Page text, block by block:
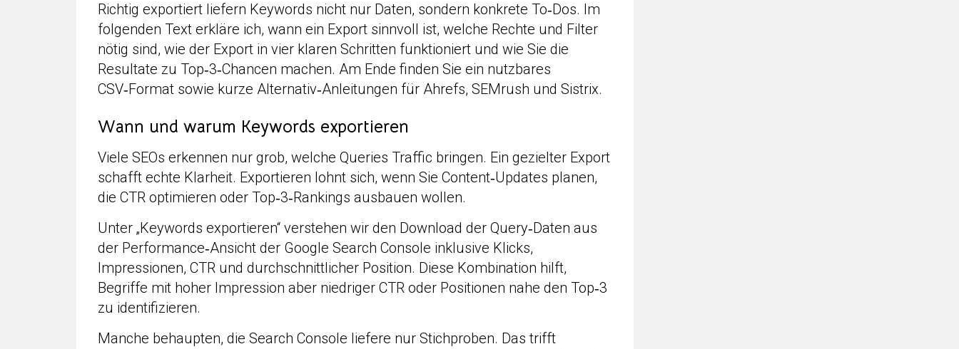
Richtig exportiert liefern Keywords nicht nur Daten, sondern konkrete To‑Dos. Im
folgenden Text erkläre ich, wann ein Export sinnvoll ist, welche Rechte und Filter
nötig sind, wie der Export in vier klaren Schritten funktioniert und wie Sie die
Resultate zu Top‑3‑Chancen machen. Am Ende finden Sie ein nutzbares
CSV‑Format sowie kurze Alternativ‑Anleitungen für Ahrefs, SEMrush und Sistrix.
Wann und warum Keywords exportieren
Viele SEOs erkennen nur grob, welche Queries Traffic bringen. Ein gezielter Export
schafft echte Klarheit. Exportieren lohnt sich, wenn Sie Content‑Updates planen,
die CTR optimieren oder Top‑3‑Rankings ausbauen wollen.
Unter „Keywords exportieren“ verstehen wir den Download der Query‑Daten aus
der Performance‑Ansicht der Google Search Console inklusive Klicks,
Impressionen, CTR und durchschnittlicher Position. Diese Kombination hilft,
Begriffe mit hoher Impression aber niedriger CTR oder Positionen nahe den Top‑3
zu identifizieren.
Manche behaupten, die Search Console liefere nur Stichproben. Das trifft